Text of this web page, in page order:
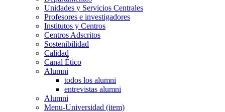
Unidades y Servicios Centrales
Profesores e investigadores
Institutos y Centros
Centros Adscritos
Sostenibilidad
Calidad
Canal Ético
Alumni
todos los alumni
entrevistas alumni
Alumni
Menu-Universidad (item)